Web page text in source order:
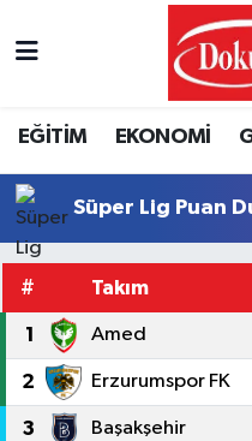
EĞİTİM EKONOMİ
Süper Lig Puan
# Takım
1 Amed
2 Erzurumspor FK
3 Başakşehir
Puan Durumu ve
Son Dakika
Haber Arşivi